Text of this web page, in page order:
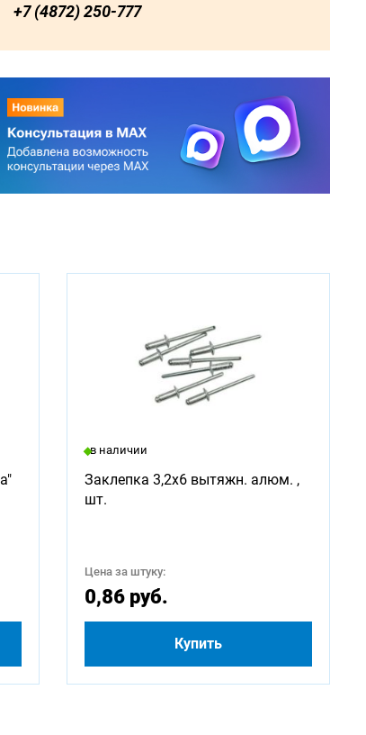
+7 (4872) 250-777
в наличии
Заклепка 3,2х6 вытяжн. алюм. ,
шт.
Цена за штуку:
0,86 руб.
Купить